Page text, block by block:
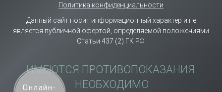
Политика конфиденциальности
Данный сайт носит информационный характер и не
является публичной офертой, определяемой положениями
Статьи 437 (2) ГК РФ.
ИМЕЮТСЯ ПРОТИВОПОКАЗАНИЯ.
НЕОБХОДИМО
Онлайн-